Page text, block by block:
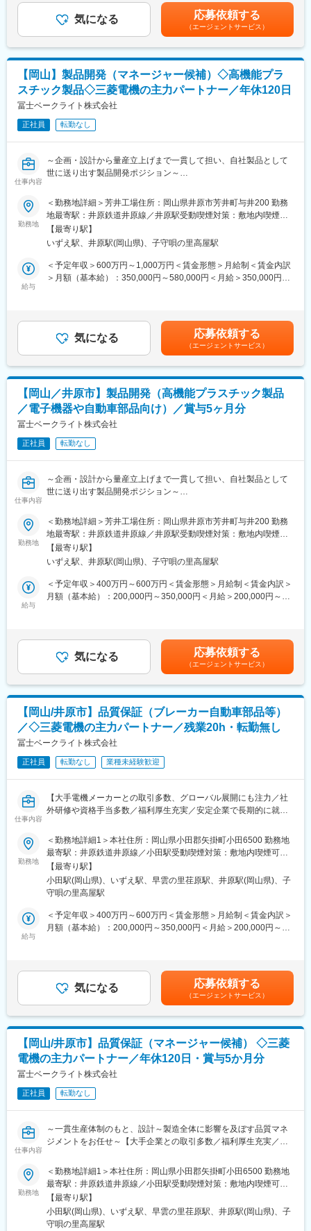
の確かな品質で、さまざまな分野において国内シェアトップクラ
スを達成しています。また、お客様のご要望と時代のニーズに迅
速・柔軟に対応し、世界のメーカーのモノづくりを支える総合精
変更の範囲：会社の定める業務
エネルギー（電力・ガス等）や化学系の工場向けに、計測・制御
機器や各種センサの提案営業を担当いただきます。
既存顧客の深耕がメインで、1人あたり1～10社程度を担当。1社
には月1回～複数回接点を持ちながら、設備の課題や更新ニーズを
丁寧にキャッチします。
■業務詳細：
・顧客訪問～ニーズヒアリング
・センサ・計測機器・監視システム等の選定、提案資料作成
・フィールドテストの段取り、社内エンジニアとの打ち合わせ
単品は数万～数百万円規模（納期2～3か月）、システムは1,000
万～億単位（1～2年）と、短期案件～中長期プロジェクトまで幅
同行するため、チームで提案を進められます◎
■入社後の流れ・キャリアパス：
まずは先輩営業への同行からスタートし、製品知識や商談の進め
方を習得。時間をかけて専門性を高め、将来的には新規顧客開拓
や大型プロジェクトのメイン担当など、裁量大きく活躍いただけ
ます。評価は売上だけでなく、課題発見・解決力など定性面も重
・メーカー勉強会／社内研修・OJTが充実し、入社時点で高度な
技術知識は不要
・売上だけでなく「何を考え、どう行動したか」というコンピテ
ます。
■働き方・組織：
営業3名（30代・40代・60代）と少数精鋭で、相談しやすい雰囲
気。出張は月1回程度で、原則対面営業ですが、その分お客様との
信頼関係を深めやすいのが特徴です。安定した顧客基盤のもと、
腰を据えて技術営業として成長したい方にフィットするポジショ
ンです！
変更の範囲：会社の定める業務
分 ※業績によっては期末賞与支給あり（2月）■昇給：年1回（4
月）賃金はあくまでも目安の金額であり、選考を通じて上下する
可能性があります。月給(月額)は固定手当を含めた表記です。
気になる 応募依頼する
（エージェントサービス）
【岡山】製品開発（マネージャー候補）◇高機能プラ
スチック製品◇三菱電機の主力パートナー／年休120日
冨士ベークライト株式会社
正社員 転勤なし
仕事内容
～企画・設計から量産立上げまで一貫して担い、自社製品として
世に送り出す製品開発ポジション～
賞与実績5ヶ月・転勤無／“設計だけで終わらない”開発に挑戦した
い方へ】
■仕事内容：
新製品開発において、企画～量産移行までを一貫してリードして
いただきます。将来的には目標管理や後輩育成など、組織マネジ
メント全般を担う中核ポジションとしての役割を期待していま
・顧客との仕様検討、技術提案、見積作成
・フロントローディングによる開発全体設計（課題の事前潰し込
・顧客承認取得に向けた折衝、技術資料作成
・新技術開発（市場調査、企画立案、試作検証）
・メンバーの進捗管理、技術指導
【この仕事の特徴・価値】
・材料～金型～成形～加飾まで一貫した開発に関われるため、製
品全体の技術理解が深まります
・顧客との仕様検討段階から関わるため、自らの技術で製品を形
にする実感を得られます
・車載・半導体など複数分野の製品に携わるため、特定領域に依
■当社の魅力：
当社は、ブレーカーやスマートメーター、自動車関連部品（カー
ナビ・カーオーディオ・カーエアコン）に加え、半導体関連容器
心に事業を展開しています。
最大の特徴は、材料検討・金型設計製作・成形・加飾加工・組立
また、三菱電機をはじめとする大手メーカーとの取引実績があ
り、高い要求水準の中で技術力・対応力を磨ける環境が整ってい
ます。
さらに、中国・タイにも生産拠点を展開しており、国内業務にと
どまらず、グローバルでのモノづくりやビジネス展開に関わる機
会もあります。
安定した事業基盤のもとで、特定業務に限定されない経験を積み
ながら、長期的に通用するスキルとキャリアを築ける点が当社の
特徴です。
勤務地
＜勤務地詳細＞芳井工場住所：岡山県井原市芳井町与井200 勤務
地最寄駅：井原鉄道井原線／井原駅受動喫煙対策：敷地内喫煙可
能場所あり変更の範囲：会社の定める事業所
【最寄り駅】
いずえ駅、井原駅(岡山県)、子守唄の里高屋駅
給与
＜予定年収＞600万円～1,000万円＜賃金形態＞月給制＜賃金内訳
＞月額（基本給）：350,000円～580,000円＜月給＞350,000円～
でも目安の金額であり、選考を通じて上下する可能性がありま
す。月給(月額)は固定手当を含めた表記です。
気になる 応募依頼する
（エージェントサービス）
【岡山／井原市】製品開発（高機能プラスチック製品
／電子機器や自動車部品向け）／賞与5ヶ月分
冨士ベークライト株式会社
正社員 転勤なし
仕事内容
～企画・設計から量産立上げまで一貫して担い、自社製品として
世に送り出す製品開発ポジション～
賞与実績5ヶ月・転勤無／“設計だけで終わらない”開発に挑戦した
い方へ】
■仕事内容：
電気機器や自動車、医療機器等で使われる高機能プラスチック製
品の開発業務を担当いただきます。
・試作品の評価・改善（強度・耐熱・成形性など）
・金型・製造部門との連携による量産設計・工程最適化
■本ポジションの魅力：
・企画～設計～量産立上げまで一貫して担うため、自分のアイデ
アが製品として世に出るまでを主導できる環境です。部分設計で
は得られない、「開発完遂の達成感」と再現性ある開発力が身に
つきます。
・車載・半導体・医療といった品質要求の高い分野の製品開発に
関わるため、耐熱・絶縁・精密性などの高度な要件に応える設計
力が磨かれ、市場価値の高い専門性を獲得できます。
・製造部門と密接に連携しながら進めるため、設計に留まらず成
形条件・金型・量産性まで踏まえた「実現できる設計力」が身に
■当社の魅力：
当社は、ブレーカーやスマートメーター、自動車関連部品（カー
ナビ・カーオーディオ・カーエアコン）に加え、半導体関連容器
や精密樹脂部品など、高い品質と精度が求められる製品領域を中
最大の特徴は、材料検討・金型設計製作・成形・加飾加工・組立
までを自社で一貫して担う生産体制です。この体制により、製品
り、高い要求水準の中で技術力・対応力を磨ける環境が整ってい
ます。
さらに、中国・タイにも生産拠点を展開しており、国内業務にと
どまらず、グローバルでのモノづくりやビジネス展開に関わる機
会もあります。
安定した事業基盤のもとで、特定業務に限定されない経験を積み
ながら、長期的に通用するスキルとキャリアを築ける点が当社の
特徴です。
変更の範囲：会社の定める業務
勤務地
＜勤務地詳細＞芳井工場住所：岡山県井原市芳井町与井200 勤務
地最寄駅：井原鉄道井原線／井原駅受動喫煙対策：敷地内喫煙可
能場所あり変更の範囲：会社の定める事業所
【最寄り駅】
いずえ駅、井原駅(岡山県)、子守唄の里高屋駅
給与
＜予定年収＞400万円～600万円＜賃金形態＞月給制＜賃金内訳＞
月額（基本給）：200,000円～350,000円＜月給＞200,000円～
でも目安の金額であり、選考を通じて上下する可能性がありま
す。月給(月額)は固定手当を含めた表記です。
気になる 応募依頼する
（エージェントサービス）
【岡山/井原市】品質保証（ブレーカー自動車部品等）
／◇三菱電機の主力パートナー／残業20h・転勤無し
冨士ベークライト株式会社
正社員 転勤なし 業種未経験歓迎
仕事内容
【大手電機メーカーとの取引多数、グローバル展開にも注力／社
外研修や資格手当多数／福利厚生充実／安定企業で長期的に就業
■仕事内容：
品質保証部門のメンバーとして、原因分析～再発防止までを担当
いただきます。
＜具体業務＞
・顧客クレーム/不具合発生時の原因分析（工程・材料・設計観
点）
・製造部門と連携した改善策の立案・実行・効果検証
・必要に応じた顧客対応（報告書作成・折衝）
・三菱電機など大手顧客の品質基準に対応するため、市場価値の
高い品質スキル（分析力・再発防止設計）が身につく
・半導体・自動車領域等、成長市場で通用する品質経験を積める
■働き方：
月平均残業時間は20時間程度、土日休み、福利厚生も充実してお
り、基本的に転勤も無く、腰を据えて落ち着いて働きたい方には
ぴったりです。
■当社の魅力：
ナビ・カーオーディオ・カーエアコン）に加え、半導体関連容器
や精密樹脂部品など、高い品質と精度が求められる製品領域を中
心に事業を展開しています。
最大の特徴は、材料検討・金型設計製作・成形・加飾加工・組立
までを自社で一貫して担う生産体制です。この体制により、製品
勤務地
＜勤務地詳細1＞本社住所：岡山県小田郡矢掛町小田6500 勤務地
最寄駅：井原鉄道井原線／小田駅受動喫煙対策：敷地内喫煙可能
場所あり＜勤務地詳細2＞芳井工場住所：岡山県井原市芳井町与井
200 勤務地最寄駅：井原鉄道井原線／井原駅受動喫煙対策：敷地
内喫煙可能場所あり変更の範囲：会社の定める事業所
【最寄り駅】
小田駅(岡山県)、いずえ駅、早雲の里荏原駅、井原駅(岡山県)、子
守唄の里高屋駅
給与
＜予定年収＞400万円～600万円＜賃金形態＞月給制＜賃金内訳＞
月額（基本給）：200,000円～350,000円＜月給＞200,000円～
までも目安の金額であり、選考を通じて上下する可能性がありま
す。月給(月額)は固定手当を含めた表記です。
気になる 応募依頼する
（エージェントサービス）
【岡山/井原市】品質保証（マネージャー候補） ◇三菱
電機の主力パートナー／年休120日・賞与5か月分
冨士ベークライト株式会社
正社員 転勤なし
仕事内容
～一貫生産体制のもと、設計～製造全体に影響を及ぼす品質マネ
ジメントをお任せ～【大手企業との取引多数／福利厚生充実／安
■仕事内容：
品質保証部門の管理職候補として、品質戦略の設計～組織マネジ
メントまで担っていただきます。
＜具体業務＞
勤務地
＜勤務地詳細1＞本社住所：岡山県小田郡矢掛町小田6500 勤務地
最寄駅：井原鉄道井原線／小田駅受動喫煙対策：敷地内喫煙可能
場所あり＜勤務地詳細2＞芳井工場住所：岡山県井原市芳井町与井
200 勤務地最寄駅：井原鉄道井原線／井原駅受動喫煙対策：敷地
内喫煙可能場所あり変更の範囲：会社の定める事業所
【最寄り駅】
小田駅(岡山県)、いずえ駅、早雲の里荏原駅、井原駅(岡山県)、子
守唄の里高屋駅